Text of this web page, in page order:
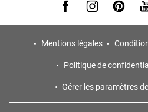
Visit us on Facebook
Visit us onVisit us
Mentions légales
Politique de
Gérer les paramètres